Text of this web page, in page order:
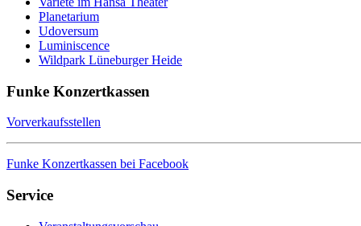
Planetarium
Udoversum
Luminiscence
Wildpark Lüneburger Heide
Funke Konzertkassen
Vorverkaufsstellen
Funke Konzertkassen bei Facebook
Service